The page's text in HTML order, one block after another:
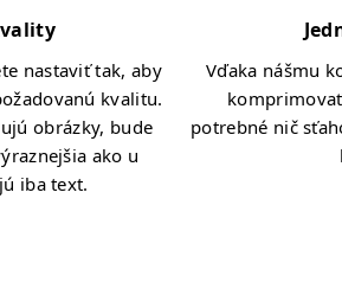
nastaviť tak, aby
kvalitu.
obrázky, bude
ako u
iba text.
Vďaka nášmu
potrebné nič